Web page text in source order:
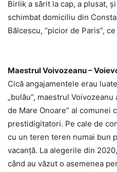
Birlik a sărit la cap, a plusat,
schimbat domiciliu din
Bălcescu, “picior de
Maestrul Voivozeanu –
Cică angajamentele erau
„bulău”, maestrul
de Mare Onoare” al comunei
prestidigitatori. Pe cale de
cu un teren teren numai bun
vacanță. La alegerile din
când au văzut o asemenea